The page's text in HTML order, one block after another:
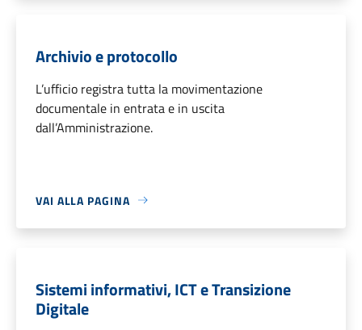
Archivio e protocollo
L’ufficio registra tutta la movimentazione
documentale in entrata e in uscita
dall’Amministrazione.
VAI ALLA PAGINA
Sistemi informativi, ICT e Transizione
Digitale